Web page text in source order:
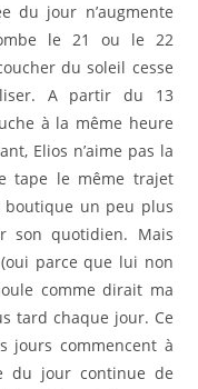
du jour n’augmente
le 21 ou le 22
du soleil cesse
A partir du 13
à la même heure
Elios n’aime pas la
tape le même trajet
un peu plus
son quotidien. Mais
parce que lui non
comme dirait ma
tard chaque jour. Ce
jours commencent à
du jour continue de